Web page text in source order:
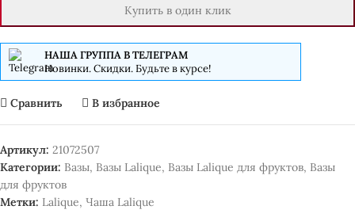
Купить в один клик
НАША ГРУППА В ТЕЛЕГРАМ
Новинки. Скидки. Будьте в курсе!
Сравнить В избранное
Артикул: 21072507
Категории: Вазы, Вазы Lalique, Вазы Lalique для фруктов, Вазы
для фруктов
Метки: Lalique, Чаша Lalique